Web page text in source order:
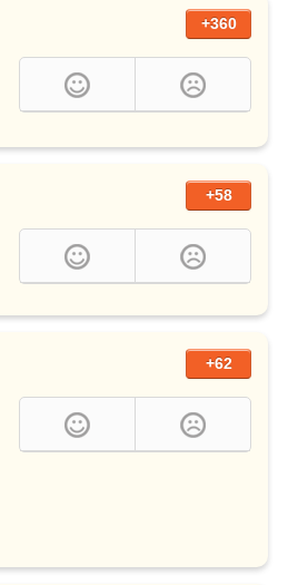
+360
+58
+62